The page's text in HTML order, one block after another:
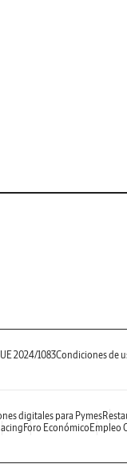
2024/1083Condiciones de
digitales para Pymes
Foro Económico Empleo